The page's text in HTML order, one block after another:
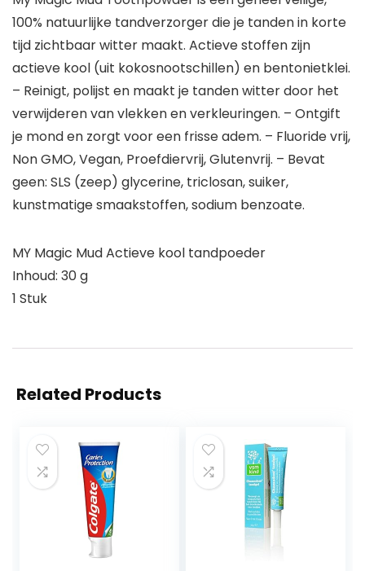
100% natuurlijke tandverzorger die je tanden in korte
tijd zichtbaar witter maakt. Actieve stoffen zijn
actieve kool (uit kokosnootschillen) en bentonietklei.
– Reinigt, polijst en maakt je tanden witter door het
verwijderen van vlekken en verkleuringen. – Ontgift
je mond en zorgt voor een frisse adem. – Fluoride vrij,
Non GMO, Vegan, Proefdiervrij, Glutenvrij. – Bevat
geen: SLS (zeep) glycerine, triclosan, suiker,
kunstmatige smaakstoffen, sodium benzoate.
MY Magic Mud Actieve kool tandpoeder
Inhoud: 30 g
1 Stuk
Related Products